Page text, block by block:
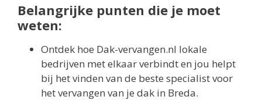
Belangrijke punten die je moet
weten:
Ontdek hoe Dak-vervangen.nl lokale
bedrijven met elkaar verbindt en jou helpt
bij het vinden van de beste specialist voor
het vervangen van je dak in Breda.